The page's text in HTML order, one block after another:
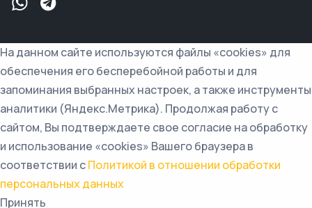
На данном сайте используются файлы «cookies» для
обеспечения его бесперебойной работы и для
запоминания выбранных настроек, а также инструменты
аналитики (Яндекс.Метрика). Продолжая работу с
сайтом, Вы подтверждаете свое согласие на обработку
и использование «cookies» Вашего браузера в
соответствии сПолитикой в отношении обработки
персональных данных
Принять